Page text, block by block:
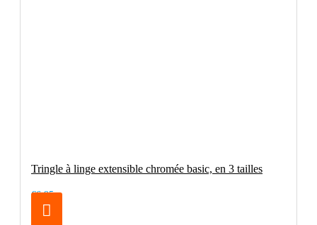
Tringle à linge extensible chromée basic, en 3 tailles
€6.95